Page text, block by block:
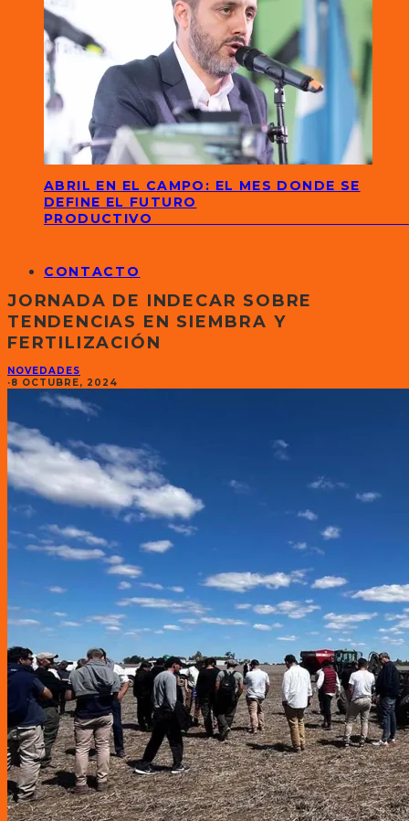
ABRIL EN EL CAMPO: EL MES DONDE SE
DEFINE EL FUTURO
PRODUCTIVO
CONTACTO
JORNADA DE INDECAR SOBRE
TENDENCIAS EN SIEMBRA Y
FERTILIZACIÓN
NOVEDADES
·8 OCTUBRE, 2024